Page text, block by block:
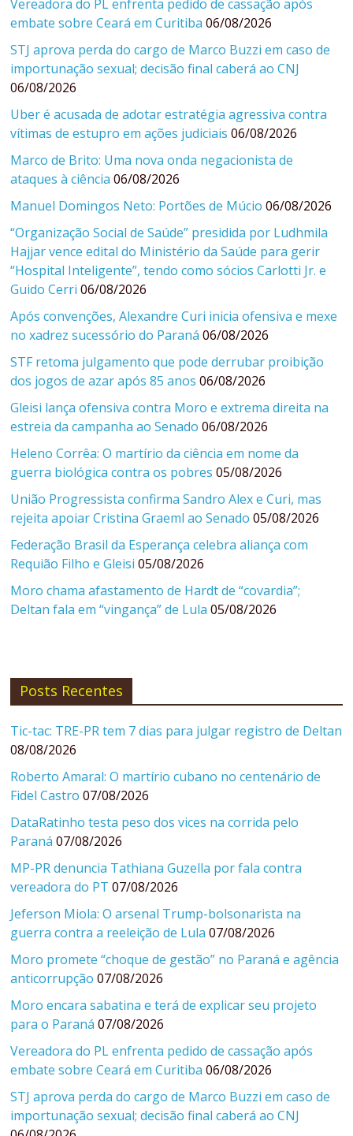
Vereadora do PL enfrenta pedido de cassação após
embate sobre Ceará em Curitiba 06/08/2026
STJ aprova perda do cargo de Marco Buzzi em caso de
importunação sexual; decisão final caberá ao CNJ
06/08/2026
Uber é acusada de adotar estratégia agressiva contra
vítimas de estupro em ações judiciais 06/08/2026
Marco de Brito: Uma nova onda negacionista de
ataques à ciência 06/08/2026
Manuel Domingos Neto: Portões de Múcio 06/08/2026
“Organização Social de Saúde” presidida por Ludhmila
Hajjar vence edital do Ministério da Saúde para gerir
“Hospital Inteligente”, tendo como sócios Carlotti Jr. e
Guido Cerri 06/08/2026
Após convenções, Alexandre Curi inicia ofensiva e mexe
no xadrez sucessório do Paraná 06/08/2026
STF retoma julgamento que pode derrubar proibição
dos jogos de azar após 85 anos 06/08/2026
Gleisi lança ofensiva contra Moro e extrema direita na
estreia da campanha ao Senado 06/08/2026
Heleno Corrêa: O martírio da ciência em nome da
guerra biológica contra os pobres 05/08/2026
União Progressista confirma Sandro Alex e Curi, mas
rejeita apoiar Cristina Graeml ao Senado 05/08/2026
Federação Brasil da Esperança celebra aliança com
Requião Filho e Gleisi 05/08/2026
Moro chama afastamento de Hardt de “covardia”;
Deltan fala em “vingança” de Lula 05/08/2026
Posts Recentes
Tic-tac: TRE-PR tem 7 dias para julgar registro de Deltan
08/08/2026
Roberto Amaral: O martírio cubano no centenário de
Fidel Castro 07/08/2026
DataRatinho testa peso dos vices na corrida pelo
Paraná 07/08/2026
MP-PR denuncia Tathiana Guzella por fala contra
vereadora do PT 07/08/2026
Jeferson Miola: O arsenal Trump-bolsonarista na
guerra contra a reeleição de Lula 07/08/2026
Moro promete “choque de gestão” no Paraná e agência
anticorrupção 07/08/2026
Moro encara sabatina e terá de explicar seu projeto
para o Paraná 07/08/2026
Vereadora do PL enfrenta pedido de cassação após
embate sobre Ceará em Curitiba 06/08/2026
STJ aprova perda do cargo de Marco Buzzi em caso de
importunação sexual; decisão final caberá ao CNJ